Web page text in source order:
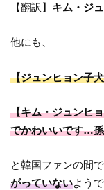
【翻訳】 キム・ジ
他にも、
【ジュンヒョン子
【キム・ジュンヒ
でかわいいです…
と韓国ファンの間
がっていないよう